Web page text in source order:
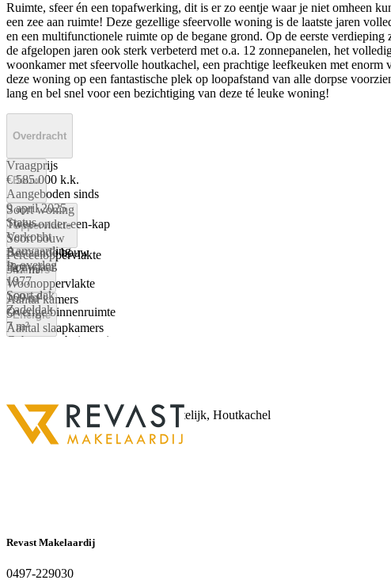
Ruimte, sfeer én een topafwerking, dit is er zo eentje waar je niet omheen
een zee aan ruimte! Deze gezellige sfeervolle woning is de laatste jaren
en een multifunctionele ruimte op de begane grond. Op de eerste
de afgelopen jaren ook sterk verbeterd met o.a. 12 zonnepanelen, het
woonkamer met sfeervolle houtkachel, een prachtige leefkeuken met
deze woning op een fantastische plek op loopafstand van alle dorpse
lang en bel snel voor een bezichtiging van deze té leuke woning!
Overdracht
Vraagprijs
€ 585.000 k.k.
Aangeboden sinds
9 april 2025
Status
Verkocht
Aanvaarding
In overleg
Bouw
Soort woning
Twee-onder-een-kap
Soort bouw
Bestaande bouw
Bouwjaar
1977
Soort dak
Zadeldak
Oppervlakte
Perceeloppervlakte
347 m²
Woonoppervlakte
169 m²
Overige binnenruimte
7 m²
Gebouwen buitenruimte
Kamers
Aantal kamers
5
Aantal slaapkamers
Energie
CV ketel, Vloerverwarming gedeeltelijk, Houtkachel
Warm water
CV ketel
Revast Makelaardij
0497-229030